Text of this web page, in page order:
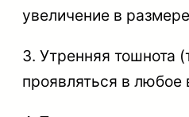
увеличение в
3. Утренняя тошнота
проявляться в любое